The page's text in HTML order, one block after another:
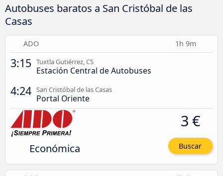
Autobuses baratos a San Cristóbal de las
Casas
ADO 1h 9m
3:15 Tuxtla Gutiérrez, CS
Estación Central de Autobuses
4:24 San Cristóbal de las Casas
Portal Oriente
Económica
3 €
Buscar